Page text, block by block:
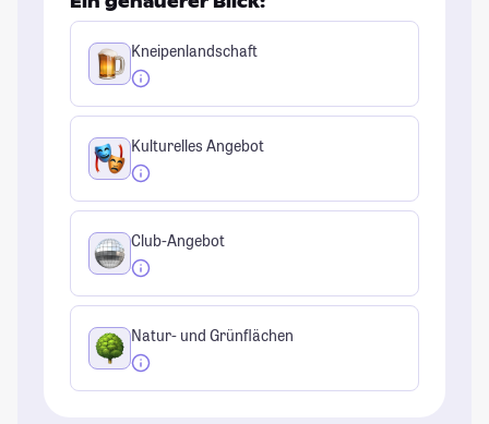
Kneipenlandschaft
Kulturelles Angebot
Club-Angebot
Natur- und Grünflächen